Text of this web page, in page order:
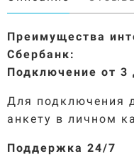
Преимущества
Сбербанк:
Подключение от 3
Для подключения
анкету в личном
Поддержка 24/7